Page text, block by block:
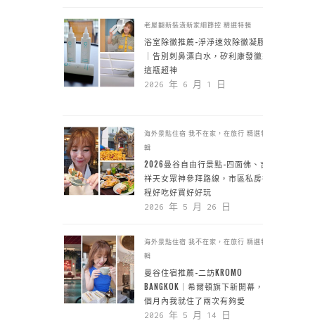
老屋翻新裝潢新家細節控 精選特輯
浴室除黴推薦-淨淨速效除黴凝膠
｜告別刺鼻漂白水，矽利康發黴靠
這瓶超神
2026 年 6 月 1 日
海外景點住宿 我不在家，在旅行 精選特
輯
2026曼谷自由行景點-四面佛、吉
祥天女眾神參拜路線，市區私房行
程好吃好買好好玩
2026 年 5 月 26 日
海外景點住宿 我不在家，在旅行 精選特
輯
曼谷住宿推薦-二訪KROMO
BANGKOK｜希爾頓旗下新開幕，一
個月內我就住了兩次有夠愛
2026 年 5 月 14 日